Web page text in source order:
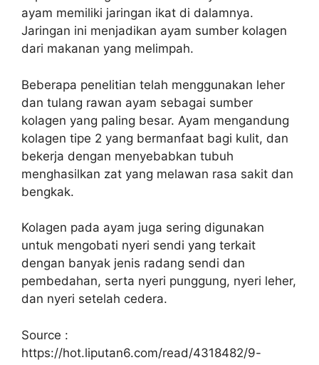
ayam memiliki jaringan ikat di dalamnya.
Jaringan ini menjadikan ayam sumber kolagen
dari makanan yang melimpah.
Beberapa penelitian telah menggunakan leher
dan tulang rawan ayam sebagai sumber
kolagen yang paling besar. Ayam mengandung
kolagen tipe 2 yang bermanfaat bagi kulit, dan
bekerja dengan menyebabkan tubuh
menghasilkan zat yang melawan rasa sakit dan
bengkak.
Kolagen pada ayam juga sering digunakan
untuk mengobati nyeri sendi yang terkait
dengan banyak jenis radang sendi dan
pembedahan, serta nyeri punggung, nyeri leher,
dan nyeri setelah cedera.
Source :
https://hot.liputan6.com/read/4318482/9-